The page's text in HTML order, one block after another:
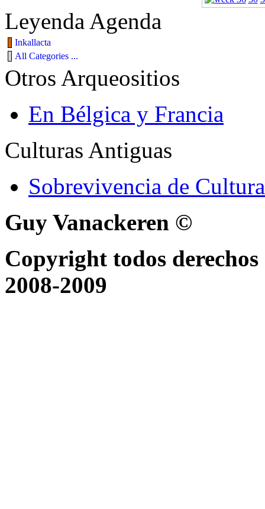
Leyenda Agenda
Inkallacta
All Categories ...
Otros Arqueositios
En Bélgica y Francia
Culturas Antiguas
Sobrevivencia de
Guy Vanackeren ©
Copyright todos
2008-2009